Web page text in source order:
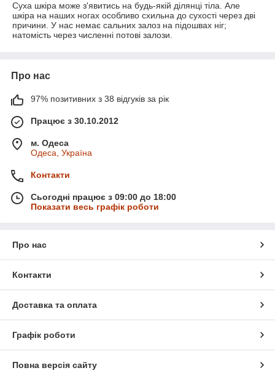
Суха шкіра може з'явитись на будь-якій ділянці тіла. Але
шкіра на наших ногах особливо схильна до сухості через дві
причини. У нас немає сальних залоз на підошвах ніг;
натомість через численні потові залози.
Про нас
97% позитивних з 38 відгуків за рік
Працює з 30.10.2012
м. Одеса
Одеса, Україна
Контакти
Сьогодні працює з 09:00 до 18:00
Показати весь графік роботи
Про нас
Контакти
Доставка та оплата
Графік роботи
Повна версія сайту